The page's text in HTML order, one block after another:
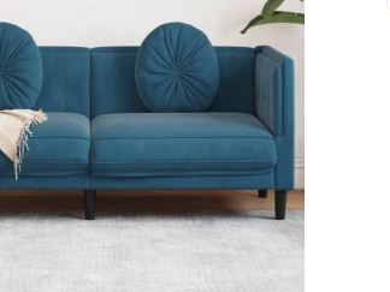
Лостове за набиране
Силови кули
Йога и пилатес